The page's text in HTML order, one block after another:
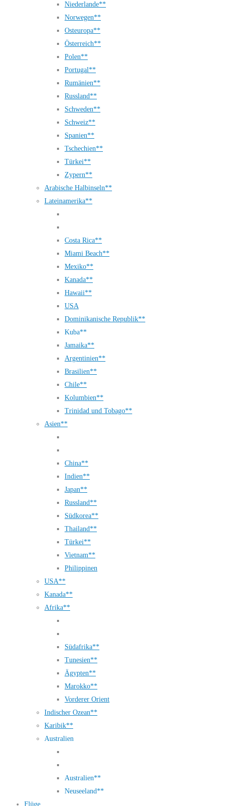
Niederlande**
Norwegen**
Osteuropa**
Österreich**
Polen**
Portugal**
Rumänien**
Russland**
Schweden**
Schweiz**
Spanien**
Tschechien**
Türkei**
Zypern**
Arabische Halbinseln**
Lateinamerika**
Costa Rica**
Miami Beach**
Mexiko**
Kanada**
Hawaii**
USA
Dominikanische Republik**
Kuba**
Jamaika**
Argentinien**
Brasilien**
Chile**
Kolumbien**
Trinidad und Tobago**
Asien**
China**
Indien**
Japan**
Russland**
Südkorea**
Thailand**
Türkei**
Vietnam**
Philippinen
USA**
Kanada**
Afrika**
Südafrika**
Tunesien**
Ägypten**
Marokko**
Vorderer Orient
Indischer Ozean**
Karibik**
Australien
Australien**
Neuseeland**
Flüge